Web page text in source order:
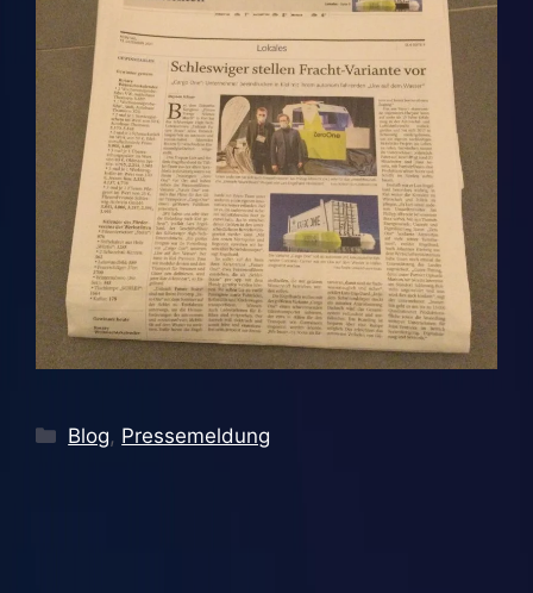
Kategorien
Blog, Pressemeldung